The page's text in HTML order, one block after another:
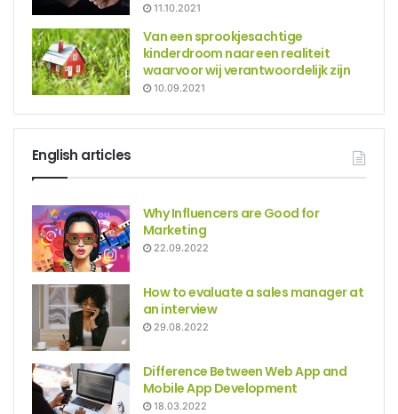
11.10.2021
Van een sprookjesachtige
kinderdroom naar een realiteit
waarvoor wij verantwoordelijk zijn
10.09.2021
English articles
Why Influencers are Good for
Marketing
22.09.2022
How to evaluate a sales manager at
an interview
29.08.2022
Difference Between Web App and
Mobile App Development
18.03.2022